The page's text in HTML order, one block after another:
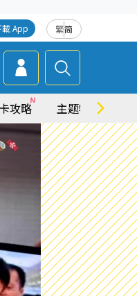
繁简
載 App
攻略 主题特集